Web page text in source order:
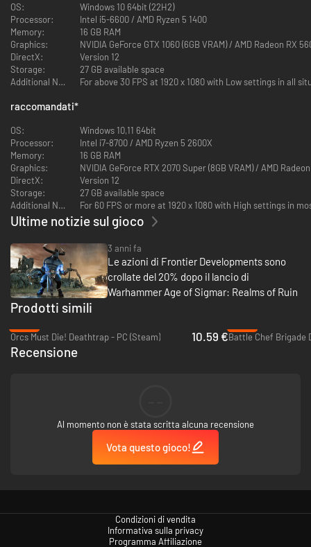
OS:
Windows 10 64bit (22H2)
Processor:
Intel i5-6600 / AMD Ryzen 5 1400
Memory:
16 GB RAM
Graphics:
NVIDIA GeForce GTX 1060 (6GB VRAM) / AMD Radeon RX
DirectX:
Version 12
Storage:
27 GB available space
Additional Notes:
For above 30 FPS at 1920 x 1080 with Low settings in all
raccomandati*
OS:
Windows 10,11 64bit
Processor:
Intel i7-8700 / AMD Ryzen 5 2600X
Memory:
16 GB RAM
Graphics:
NVIDIA GeForce RTX 2070 Super (8GB
DirectX:
Version 12
Storage:
27 GB available space
Additional Notes:
For 60 FPS or more at 1920 x 1080 with High settings in
Ultime notizie sul gioco
3 anni fa
Le azioni di Frontier Developments sono
crollate del 20% dopo il lancio di
Warhammer Age of Sigmar: Realms of Ruin
Prodotti simili
Orcs Must Die! Deathtrap - PC (Steam)
10.59 €Battle Chef Brigade
Recensione
Al momento non è stata scritta alcuna recensione
Vota questo gioco!
Condizioni di vendita
Informativa sulla privacy
Programma Affiliazione